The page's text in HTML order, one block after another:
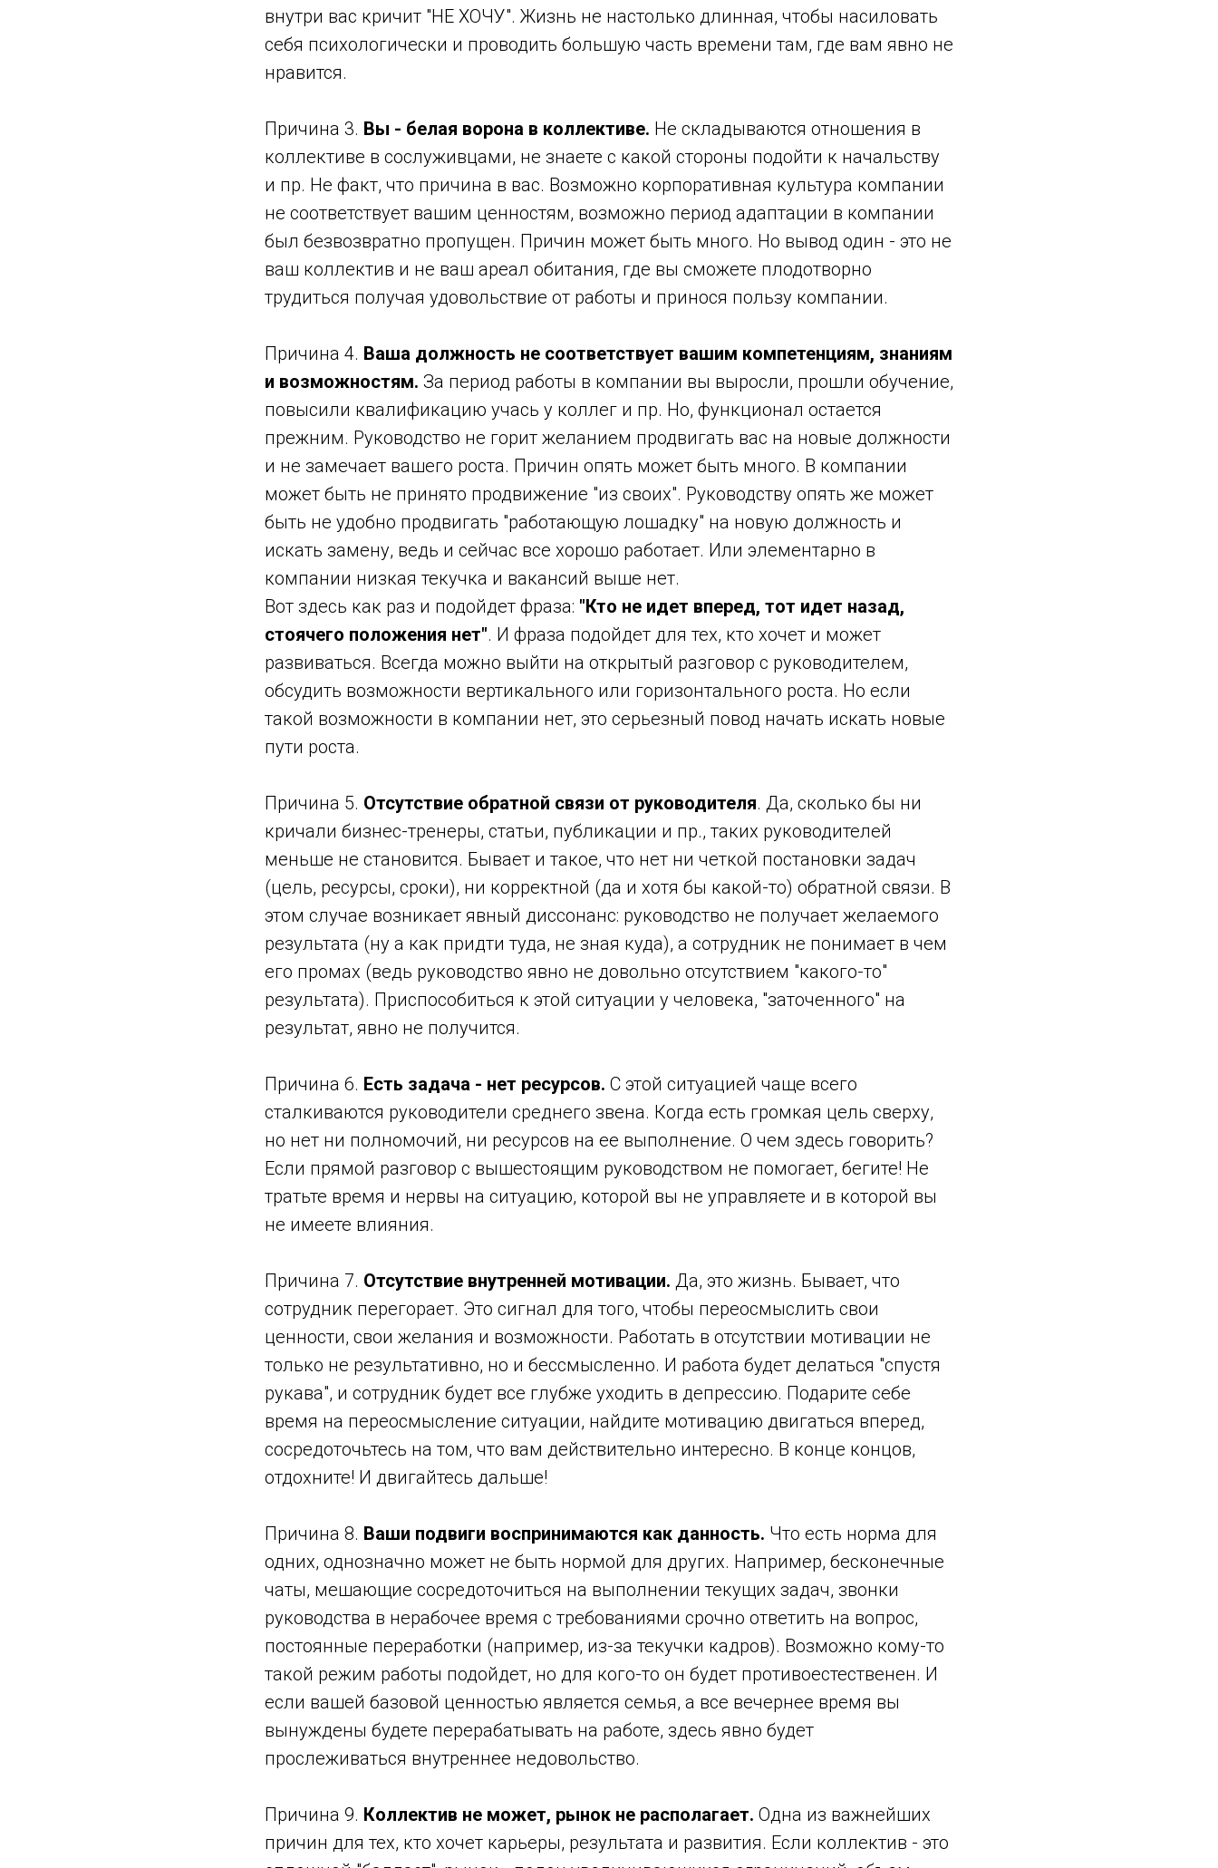
внутри вас кричит "НЕ ХОЧУ". Жизнь не настолько длинная, чтобы насиловать
себя психологически и проводить большую часть времени там, где вам явно не
нравится.
Причина 3. Вы - белая ворона в коллективе. Не складываются отношения в
коллективе в сослуживцами, не знаете с какой стороны подойти к начальству
и пр. Не факт, что причина в вас. Возможно корпоративная культура компании
не соответствует вашим ценностям, возможно период адаптации в компании
был безвозвратно пропущен. Причин может быть много. Но вывод один - это не
ваш коллектив и не ваш ареал обитания, где вы сможете плодотворно
трудиться получая удовольствие от работы и принося пользу компании.
Причина 4. Ваша должность не соответствует вашим компетенциям, знаниям
и возможностям. За период работы в компании вы выросли, прошли обучение,
повысили квалификацию учась у коллег и пр. Но, функционал остается
прежним. Руководство не горит желанием продвигать вас на новые должности
и не замечает вашего роста. Причин опять может быть много. В компании
может быть не принято продвижение "из своих". Руководству опять же может
быть не удобно продвигать "работающую лошадку" на новую должность и
искать замену, ведь и сейчас все хорошо работает. Или элементарно в
компании низкая текучка и вакансий выше нет.
Вот здесь как раз и подойдет фраза: "Кто не идет вперед, тот идет назад,
стоячего положения нет". И фраза подойдет для тех, кто хочет и может
развиваться. Всегда можно выйти на открытый разговор с руководителем,
обсудить возможности вертикального или горизонтального роста. Но если
такой возможности в компании нет, это серьезный повод начать искать новые
пути роста.
Причина 5. Отсутствие обратной связи от руководителя. Да, сколько бы ни
кричали бизнес-тренеры, статьи, публикации и пр., таких руководителей
меньше не становится. Бывает и такое, что нет ни четкой постановки задач
(цель, ресурсы, сроки), ни корректной (да и хотя бы какой-то) обратной связи. В
этом случае возникает явный диссонанс: руководство не получает желаемого
результата (ну а как придти туда, не зная куда), а сотрудник не понимает в чем
его промах (ведь руководство явно не довольно отсутствием "какого-то"
результата). Приспособиться к этой ситуации у человека, "заточенного" на
результат, явно не получится.
Причина 6. Есть задача - нет ресурсов. С этой ситуацией чаще всего
сталкиваются руководители среднего звена. Когда есть громкая цель сверху,
но нет ни полномочий, ни ресурсов на ее выполнение. О чем здесь говорить?
Если прямой разговор с вышестоящим руководством не помогает, бегите! Не
тратьте время и нервы на ситуацию, которой вы не управляете и в которой вы
не имеете влияния.
Причина 7. Отсутствие внутренней мотивации. Да, это жизнь. Бывает, что
сотрудник перегорает. Это сигнал для того, чтобы переосмыслить свои
ценности, свои желания и возможности. Работать в отсутствии мотивации не
только не результативно, но и бессмысленно. И работа будет делаться "спустя
рукава", и сотрудник будет все глубже уходить в депрессию. Подарите себе
время на переосмысление ситуации, найдите мотивацию двигаться вперед,
сосредоточьтесь на том, что вам действительно интересно. В конце концов,
отдохните! И двигайтесь дальше!
Причина 8. Ваши подвиги воспринимаются как данность. Что есть норма для
одних, однозначно может не быть нормой для других. Например, бесконечные
чаты, мешающие сосредоточиться на выполнении текущих задач, звонки
руководства в нерабочее время с требованиями срочно ответить на вопрос,
постоянные переработки (например, из-за текучки кадров). Возможно кому-то
такой режим работы подойдет, но для кого-то он будет противоестественен. И
если вашей базовой ценностью является семья, а все вечернее время вы
вынуждены будете перерабатывать на работе, здесь явно будет
прослеживаться внутреннее недовольство.
Причина 9. Коллектив не может, рынок не располагает. Одна из важнейших
причин для тех, кто хочет карьеры, результата и развития. Если коллектив - это